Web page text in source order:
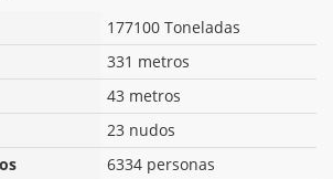
177100 Toneladas
331 metros
43 metros
23 nudos
6334 personas